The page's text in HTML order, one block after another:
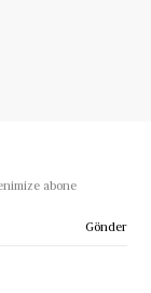
abone
Gönder